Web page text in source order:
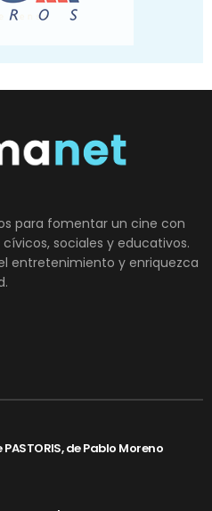
para fomentar un cine con
sociales y educativos.
entretenimiento y enriquezca
de Pablo Moreno